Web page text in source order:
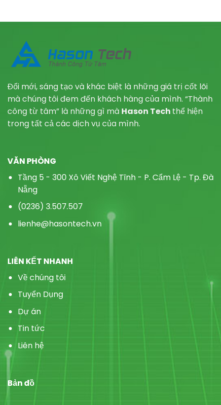
Đổi mới, sáng tạo và khác biệt là những giá trị cốt lõi
mà chúng tôi đem đến khách hàng của mình. “Thành
công từ tâm” là những gì mà Hason Tech thể hiện
trong tất cả các dịch vụ của mình.
VĂN PHÒNG
Tầng 5 - 300 Xô Viết Nghệ Tĩnh - P. Cẩm Lệ - Tp. Đà
Nẵng
(0236) 3.507.507
lienhe@hasontech.vn
LIÊN KẾT NHANH
Về chúng tôi
Tuyển Dụng
Dự án
Tin tức
Liên hệ
Bản đồ